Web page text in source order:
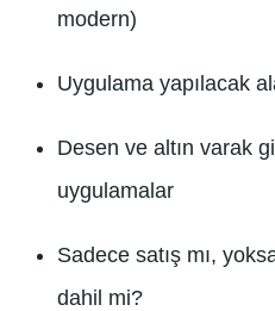
modern)
Uygulama yapılacak
Desen ve altın varak
uygulamalar
Sadece satış mı,
dahil mi?